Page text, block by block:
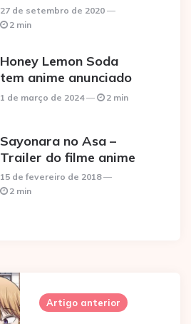
27 de setembro de 2020
2 min
Honey Lemon Soda
tem anime anunciado
1 de março de 2024 2 min
Sayonara no Asa –
Trailer do filme anime
15 de fevereiro de 2018
2 min
Artigo anterior